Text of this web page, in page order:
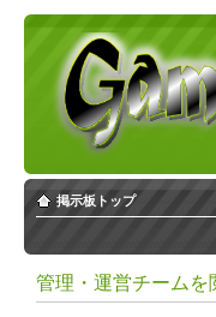
掲示板トップ
管理・運営チームを